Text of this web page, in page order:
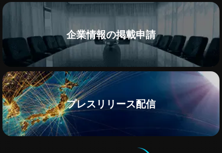
企業情報の掲載申請
プレスリリース配信